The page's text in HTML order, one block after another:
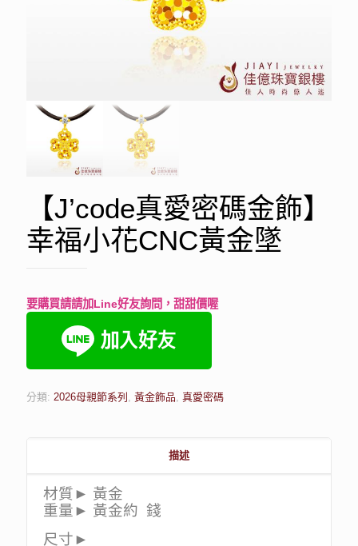
【J’code真愛密碼金飾】
幸福小花CNC黃金墜
要購買請請加Line好友詢問，甜甜價喔
分類: 2026母親節系列 , 黃金飾品, 真愛密碼
描述
材質► 黃金
重量► 黃金約 錢
尺寸►